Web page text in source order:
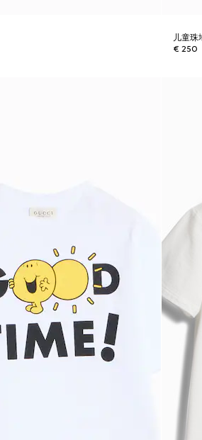
儿童珠
€ 250